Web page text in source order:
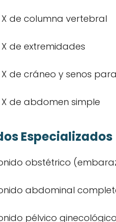
X de columna vertebral
X de extremidades
X de cráneo y senos
X de abdomen simple
Especializados
obstétrico
abdominal
pélvico ginecológico